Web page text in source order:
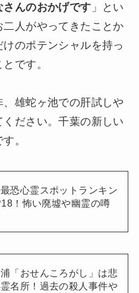
さんのおかげです 」とい
人がやってきたことか
のポテンシャルを持っ
です。
雄蛇ヶ池での肝試しや
ださい。千葉の新しい
。
恐心霊スポットランキン
！怖い廃墟や幽霊の噂
「おせんころがし」は悲
名所！過去の殺人事件や